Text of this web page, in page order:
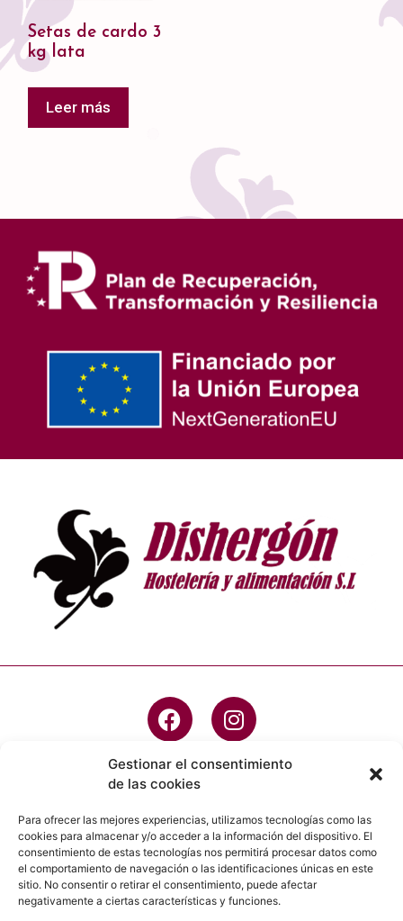
Gestionar el consentimiento
de las cookies
Para ofrecer las mejores experiencias, utilizamos tecnologías como las
cookies para almacenar y/o acceder a la información del dispositivo. El
consentimiento de estas tecnologías nos permitirá procesar datos como
el comportamiento de navegación o las identificaciones únicas en este
sitio. No consentir o retirar el consentimiento, puede afectar
negativamente a ciertas características y funciones.
Setas de cardo 3
kg lata
Leer más
info@dishergon.es
923 20 45 05
C/ Robledo, 49 - PG IND, Villares de la
Reina, 37184 , Salamanca